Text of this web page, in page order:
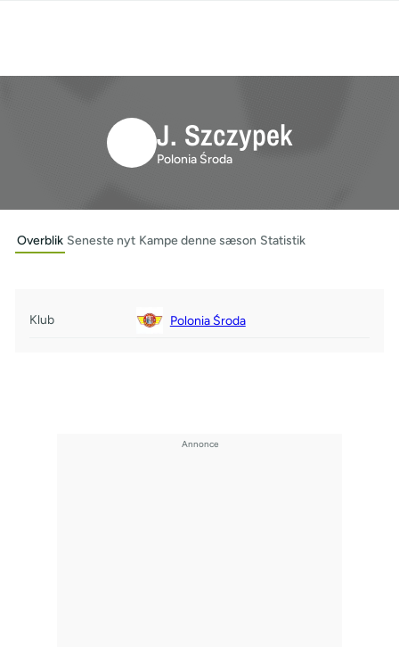
J. Szczypek
Polonia Środa
Overblik Seneste nyt Kampe denne sæson Statistik
Klub Polonia Środa